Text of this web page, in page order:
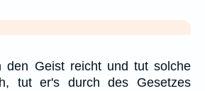
den Geist reicht und tut solche
tut er's durch des Gesetzes